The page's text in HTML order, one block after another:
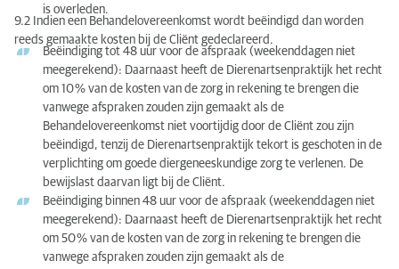
is overleden.
9.2 Indien een Behandelovereenkomst wordt beëindigd dan worden
reeds gemaakte kosten bij de Cliënt gedeclareerd.
Beëindiging tot 48 uur voor de afspraak (weekenddagen niet
meegerekend): Daarnaast heeft de Dierenartsenpraktijk het recht
om 10 % van de kosten van de zorg in rekening te brengen die
vanwege afspraken zouden zijn gemaakt als de
Behandelovereenkomst niet voortijdig door de Cliënt zou zijn
beëindigd, tenzij de Dierenartsenpraktijk tekort is geschoten in de
verplichting om goede diergeneeskundige zorg te verlenen. De
bewijslast daarvan ligt bij de Cliënt.
Beëindiging binnen 48 uur voor de afspraak (weekenddagen niet
meegerekend): Daarnaast heeft de Dierenartsenpraktijk het recht
om 50 % van de kosten van de zorg in rekening te brengen die
vanwege afspraken zouden zijn gemaakt als de